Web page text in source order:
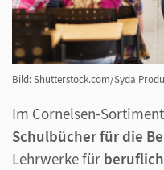
Bild: Shutterstock.com/Syda
Im Cornelsen-
Schulbücher für die
Lehrwerke für